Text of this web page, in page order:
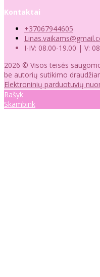
Kontaktai
+37067944605
I-IV: 08.00-19.00 | V:
2026 © Visos teisės
be autorių sutikimo
Elektroninių parduotuvių
Rašyk
Skambink